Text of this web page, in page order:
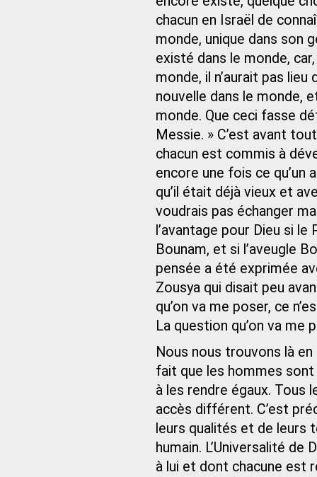
chacun en Israël de
monde, unique dans son
existé dans le monde,
monde, il n’aurait pas
nouvelle dans le monde,
monde. Que ceci fasse
Messie. » C’est avant
chacun est commis à
encore une fois ce qu’un
qu’il était déjà vieux et
voudrais pas échanger
l’avantage pour Dieu si
Bounam, et si l’aveugle
pensée a été exprimée
Zousya qui disait peu
qu’on va me poser, ce
La question qu’on va me
Nous nous trouvons là
fait que les hommes sont
à les rendre égaux. Tous
accès différent. C’est
leurs qualités et de leurs
humain. L’Universalité
à lui et dont chacune est